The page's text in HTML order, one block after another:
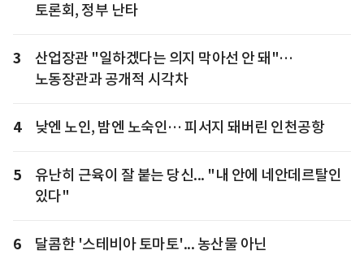
토론회, 정부 난타
3
산업장관 "일하겠다는 의지 막아선 안 돼"…
노동장관과 공개적 시각차
4 낮엔 노인, 밤엔 노숙인… 피서지 돼버린 인천공항
5
유난히 근육이 잘 붙는 당신... "내 안에 네안데르탈인
있다"
6
달콤한 '스테비아 토마토'... 농산물 아닌